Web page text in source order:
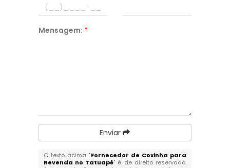
Mensagem: *
Enviar
O texto acima "Fornecedor de Coxinha para
Revenda no Tatuapé" é de direito reservado.